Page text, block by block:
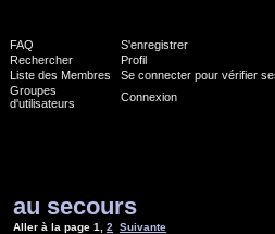
FAQ
S'enregistrer
Rechercher
Profil
Liste des Membres
Se connecter pour vérifier
Groupes
d'utilisateurs
Connexion
au secours
Aller à la page 1 2 Suivante